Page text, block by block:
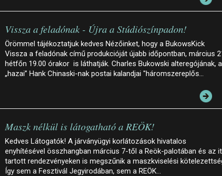
Vissza a feladónak - Újra a Stúdiószínpadon!
Örömmel tájékoztatjuk kedves Nézőinket, hogy a BukowsKick
Vissza a feladónak című produkcióját újabb időpontban, március
hétfőn 19.00 órakor is láthatják. Charles Bukowski alteregójának, a
„hazai” Hank Chinaski-nak postai kalandjai "háromszereplős…
Maszk nélkül is látogatható a REÖK!
Kedves Látogatók! A járványügyi korlátozások hivatalos
enyhítésével összhangban március 7-től a Reök-palotában és az
tartott rendezvényeken is megszűnik a maszkviselési
Így sem a Fesztivál Jegyirodában, sem a REÖK…